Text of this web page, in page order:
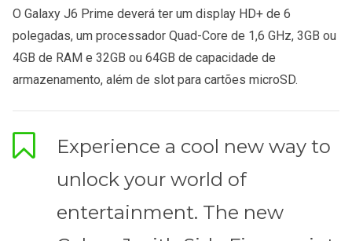
O Galaxy J6 Prime deverá ter um display HD+ de 6
polegadas, um processador Quad-Core de 1,6 GHz, 3GB ou
4GB de RAM e 32GB ou 64GB de capacidade de
armazenamento, além de slot para cartões microSD.
Experience a cool new way to
unlock your world of
entertainment. The new